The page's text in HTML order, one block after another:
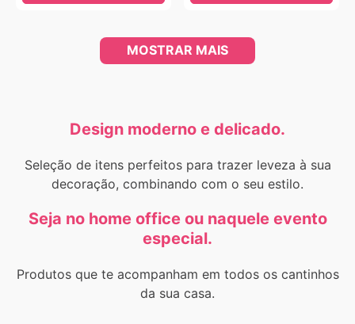
MOSTRAR MAIS
Design moderno e delicado.
Seleção de itens perfeitos para trazer leveza à sua
decoração, combinando com o seu estilo.
Seja no home office ou naquele evento
especial.
Produtos que te acompanham em todos os cantinhos
da sua casa.